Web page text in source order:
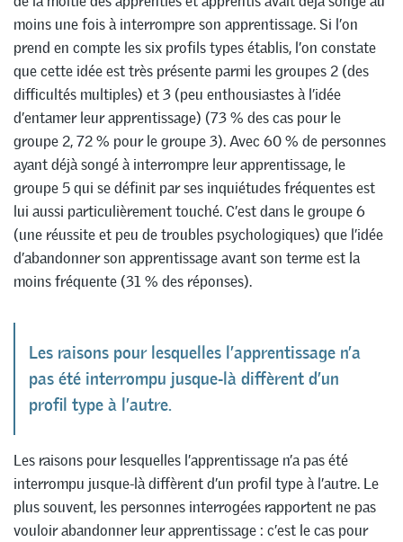
moins une fois à interrompre son apprentissage. Si l’on
prend en compte les six profils types établis, l’on constate
que cette idée est très présente parmi les groupes 2 (des
difficultés multiples) et 3 (peu enthousiastes à l’idée
d’entamer leur apprentissage) (73 % des cas pour le
groupe 2, 72 % pour le groupe 3). Avec 60 % de personnes
ayant déjà songé à interrompre leur apprentissage, le
groupe 5 qui se définit par ses inquiétudes fréquentes est
lui aussi particulièrement touché. C’est dans le groupe 6
(une réussite et peu de troubles psychologiques) que l’idée
d’abandonner son apprentissage avant son terme est la
moins fréquente (31 % des réponses).
Les raisons pour lesquelles l’apprentissage n’a
pas été interrompu jusque-là diffèrent d’un
profil type à l’autre.
Les raisons pour lesquelles l’apprentissage n’a pas été
interrompu jusque-là diffèrent d’un profil type à l’autre. Le
plus souvent, les personnes interrogées rapportent ne pas
vouloir abandonner leur apprentissage : c’est le cas pour